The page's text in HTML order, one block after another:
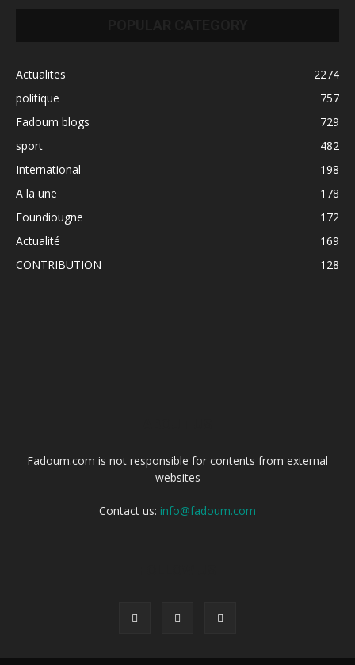
Actualites
2274
politique
757
Fadoum blogs
729
sport
482
International
198
A la une
178
Foundiougne
172
Actualité
169
CONTRIBUTION
128
Fadoum.com is not responsible for contents from external
websites
Contact us: info@fadoum.com